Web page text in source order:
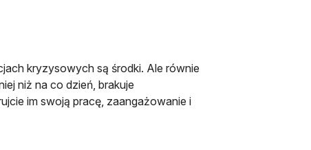
kryzysowych są środki. Ale równie
niż na co dzień, brakuje
im swoją pracę, zaangażowanie i